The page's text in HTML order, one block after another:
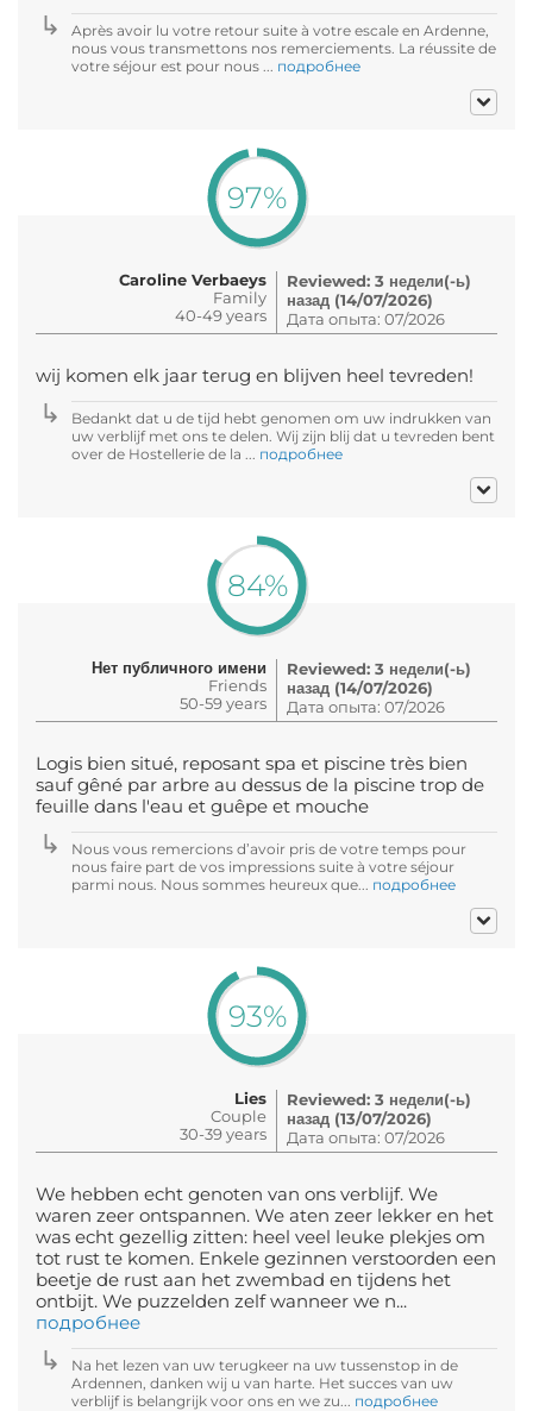
Après avoir lu votre retour suite à votre escale en Ardenne,
nous vous transmettons nos remerciements. La réussite de
votre séjour est pour nous ... подробнее
97%
Caroline Verbaeys
Family
40-49 years
Reviewed: 3 недели(-ь)
назад (14/07/2026)
Дата опыта: 07/2026
wij komen elk jaar terug en blijven heel tevreden!
Bedankt dat u de tijd hebt genomen om uw indrukken van
uw verblijf met ons te delen. Wij zijn blij dat u tevreden bent
over de Hostellerie de la ... подробнее
84%
Нет публичного имени
Friends
50-59 years
Reviewed: 3 недели(-ь)
назад (14/07/2026)
Дата опыта: 07/2026
Logis bien situé, reposant spa et piscine très bien
sauf gêné par arbre au dessus de la piscine trop de
feuille dans l'eau et guêpe et mouche
Nous vous remercions d’avoir pris de votre temps pour
nous faire part de vos impressions suite à votre séjour
parmi nous. Nous sommes heureux que... подробнее
93%
Lies
Couple
30-39 years
Reviewed: 3 недели(-ь)
назад (13/07/2026)
Дата опыта: 07/2026
We hebben echt genoten van ons verblijf. We
waren zeer ontspannen. We aten zeer lekker en het
was echt gezellig zitten: heel veel leuke plekjes om
tot rust te komen. Enkele gezinnen verstoorden een
beetje de rust aan het zwembad en tijdens het
ontbijt. We puzzelden zelf wanneer we n...
подробнее
Na het lezen van uw terugkeer na uw tussenstop in de
Ardennen, danken wij u van harte. Het succes van uw
verblijf is belangrijk voor ons en we zu... подробнее